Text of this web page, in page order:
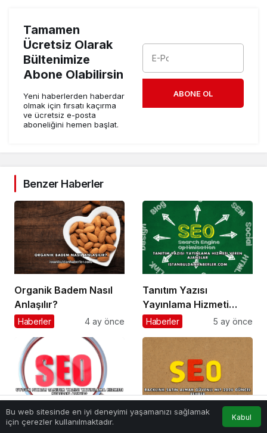
Tamamen
Ücretsiz Olarak
Bültenimize
Abone Olabilirsin
Yeni haberlerden haberdar
olmak için fırsatı kaçırma
ve ücretsiz e-posta
aboneliğini hemen başlat.
ABONE OL
Benzer Haberler
Organik Badem Nasıl
Anlaşılır?
Haberler 4 ay önce
Tanıtım Yazısı
Yayınlama Hizmeti
Veren Ajanslar
Haberler 5 ay önce
Uygun Fiyatlı Tanıtım Backlink Satın Almak
Bu web sitesinde en iyi deneyimi yaşamanızı sağlamak
için çerezler kullanılmaktadır.
Kabul
Anasayfa